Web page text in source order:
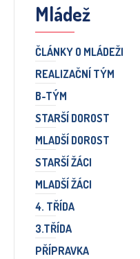
Mládež
ČLÁNKY O MLÁDEŽI
REALIZAČNÍ TÝM
B-TÝM
STARŠÍ DOROST
MLADŠÍ DOROST
STARŠÍ ŽÁCI
MLADŠÍ ŽÁCI
4. TŘÍDA
3.TŘÍDA
PŘÍPRAVKA